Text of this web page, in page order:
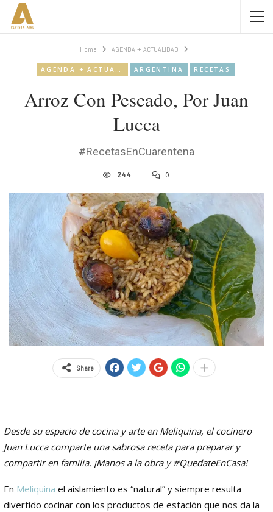
Home AGENDA + ACTUALIDAD
AGENDA + ACTUALIDAD ARGENTINA RECETAS
Arroz Con Pescado, Por Juan
Lucca
#RecetasEnCuarentena
244 0
Share
Desde su espacio de cocina y arte en Meliquina, el cocinero
Juan Lucca comparte una sabrosa receta para preparar y
compartir en familia. ¡Manos a la obra y #QuedateEnCasa!
En Meliquina el aislamiento es “natural” y siempre resulta
divertido cocinar con los productos de estación que nos da la